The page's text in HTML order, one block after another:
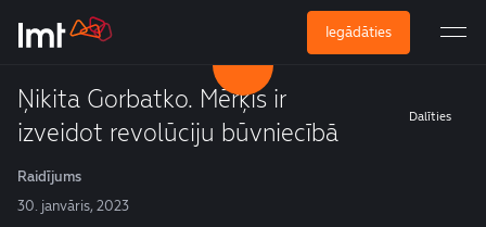
Iegādāties
Ņikita Gorbatko. Mērķis ir
izveidot revolūciju būvniecībā
Dalīties
Raidījums
30. janvāris, 2023